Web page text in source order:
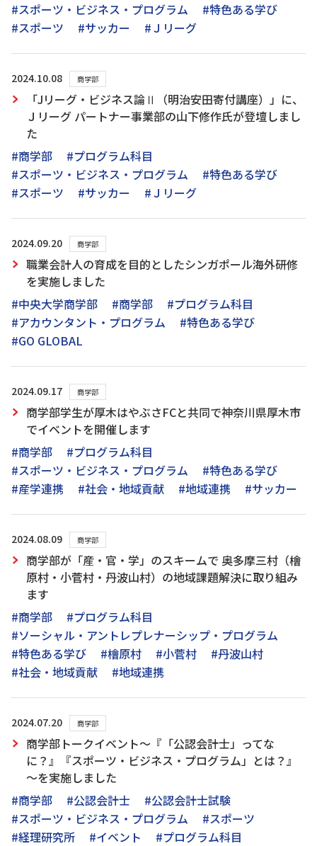
#スポーツ・ビジネス・プログラム
#特色ある学び
#スポーツ
#サッカー #Ｊリーグ
2024.10.08 商学部
「Jリーグ・ビジネス論Ⅱ（明治安田寄付講座）」に、
Ｊリーグ パートナー事業部の山下修作氏が登壇しまし
た
#商学部
#プログラム科目
#スポーツ・ビジネス・プログラム
#特色ある学び
#スポーツ
#サッカー #Ｊリーグ
2024.09.20 商学部
職業会計人の育成を目的としたシンガポール海外研修
を実施しました
#中央大学商学部
#商学部
#プログラム科目
#アカウンタント・プログラム
#特色ある学び
#GO GLOBAL
2024.09.17 商学部
商学部学生が厚木はやぶさFCと共同で神奈川県厚木市
でイベントを開催します
#商学部
#プログラム科目
#スポーツ・ビジネス・プログラム
#特色ある学び
#産学連携
#社会・地域貢献 #地域連携 #サッカー
2024.08.09 商学部
商学部が「産・官・学」のスキームで 奥多摩三村（檜
原村・小菅村・丹波山村）の地域課題解決に取り組み
ます
#商学部
#プログラム科目
#ソーシャル・アントレプレナーシップ・プログラム
#特色ある学び
#檜原村 #小菅村
#丹波山村
#社会・地域貢献
#地域連携
2024.07.20 商学部
商学部トークイベント～『「公認会計士」ってな
に？』『スポーツ・ビジネス・プログラム」とは？』
～を実施しました
#商学部
#公認会計士
#公認会計士試験
#スポーツ・ビジネス・プログラム
#スポーツ
#経理研究所
#イベント #プログラム科目